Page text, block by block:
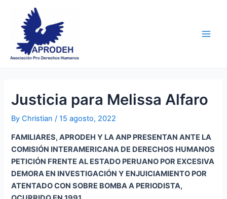
content
Justicia para Melissa Alfaro
ByChristian/15 agosto, 2022
FAMILIARES, APRODEH Y LA ANP PRESENTAN ANTE LA
COMISIÓN INTERAMERICANA DE DERECHOS HUMANOS
PETICIÓN FRENTE AL ESTADO PERUANO POR EXCESIVA
DEMORA EN INVESTIGACIÓN Y ENJUICIAMIENTO POR
ATENTADO CON SOBRE BOMBA A PERIODISTA,
navigation